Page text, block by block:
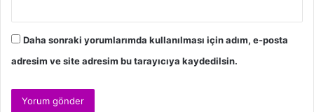
Daha sonraki yorumlarımda kullanılması için adım, e-posta
adresim ve site adresim bu tarayıcıya kaydedilsin.